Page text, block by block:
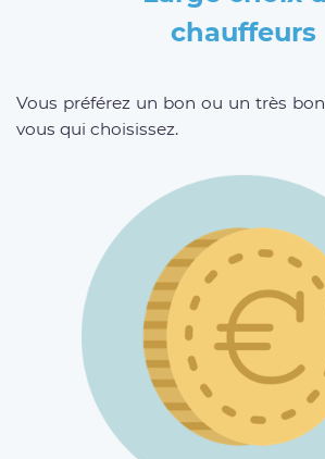
chauffeurs
Vous préférez un bon ou un très
vous qui choisissez.